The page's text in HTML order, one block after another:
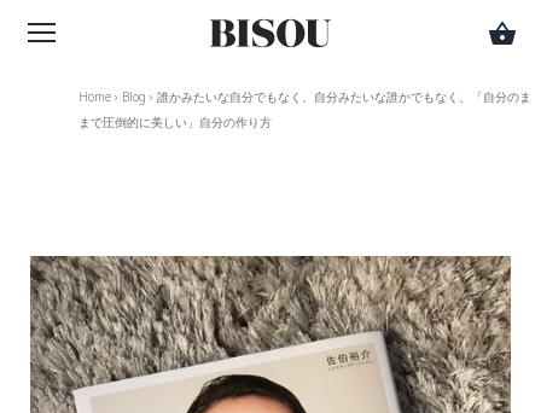
Home › Blog › 誰かみたいな自分でもなく、自分みたいな誰かでもなく、「自分のま
まで圧倒的に美しい」自分の作り方